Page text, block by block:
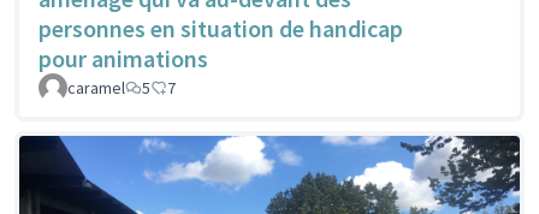
personnes en situation de handicap
pour animations
caramel 5 7